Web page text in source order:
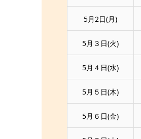
5月2日(月)
5月３日(火)
5月４日(水)
5月５日(木)
5月６日(金)